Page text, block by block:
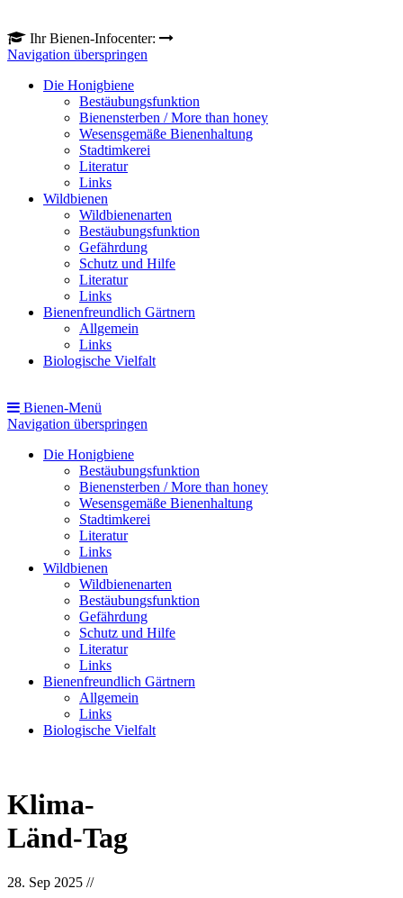
Ihr Bienen-Infocenter:
Navigation überspringen
Die Honigbiene
Bestäubungsfunktion
Bienensterben / More than honey
Wesensgemäße Bienenhaltung
Stadtimkerei
Literatur
Links
Wildbienen
Wildbienenarten
Bestäubungsfunktion
Gefährdung
Schutz und Hilfe
Literatur
Links
Bienenfreundlich Gärtnern
Allgemein
Links
Biologische Vielfalt
Bienen-Menü
Navigation überspringen
Die Honigbiene
Bestäubungsfunktion
Bienensterben / More than honey
Wesensgemäße Bienenhaltung
Stadtimkerei
Literatur
Links
Wildbienen
Wildbienenarten
Bestäubungsfunktion
Gefährdung
Schutz und Hilfe
Literatur
Links
Bienenfreundlich Gärtnern
Allgemein
Links
Biologische Vielfalt
Klima-
Länd-Tag
28. Sep 2025 //